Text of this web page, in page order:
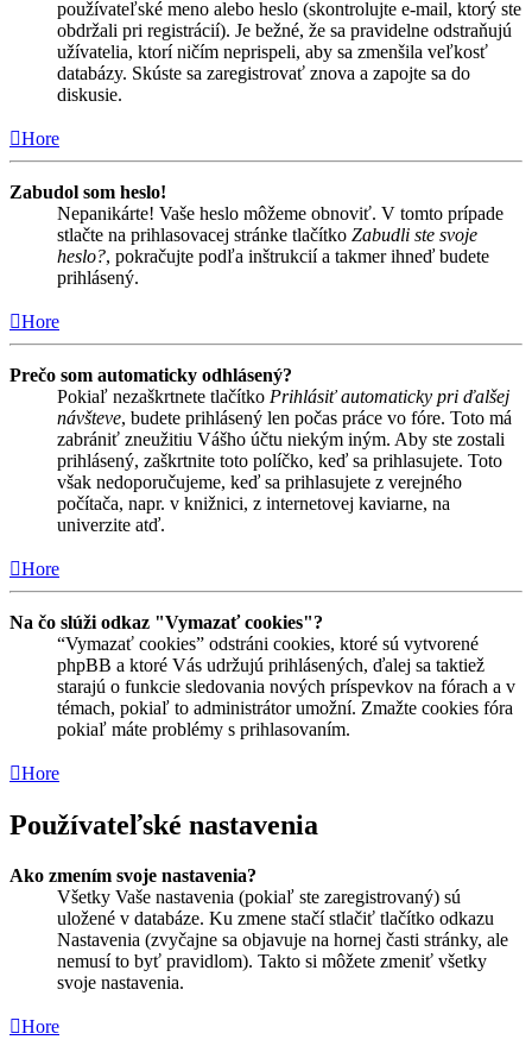
používateľské meno alebo heslo (skontrolujte e-mail, ktorý ste
obdržali pri registrácií). Je bežné, že sa pravidelne odstraňujú
užívatelia, ktorí ničím neprispeli, aby sa zmenšila veľkosť
databázy. Skúste sa zaregistrovať znova a zapojte sa do
diskusie.
Hore
Zabudol som heslo!
Nepanikárte! Vaše heslo môžeme obnoviť. V tomto prípade
stlačte na prihlasovacej stránke tlačítko Zabudli ste svoje
heslo?, pokračujte podľa inštrukcií a takmer ihneď budete
prihlásený.
Hore
Prečo som automaticky odhlásený?
Pokiaľ nezaškrtnete tlačítko Prihlásiť automaticky pri ďalšej
návšteve, budete prihlásený len počas práce vo fóre. Toto má
zabrániť zneužitiu Vášho účtu niekým iným. Aby ste zostali
prihlásený, zaškrtnite toto políčko, keď sa prihlasujete. Toto
však nedoporučujeme, keď sa prihlasujete z verejného
počítača, napr. v knižnici, z internetovej kaviarne, na
univerzite atď.
Hore
Na čo slúži odkaz "Vymazať cookies"?
“Vymazať cookies” odstráni cookies, ktoré sú vytvorené
phpBB a ktoré Vás udržujú prihlásených, ďalej sa taktiež
starajú o funkcie sledovania nových príspevkov na fórach a v
témach, pokiaľ to administrátor umožní. Zmažte cookies fóra
pokiaľ máte problémy s prihlasovaním.
Hore
Používateľské nastavenia
Ako zmením svoje nastavenia?
Všetky Vaše nastavenia (pokiaľ ste zaregistrovaný) sú
uložené v databáze. Ku zmene stačí stlačiť tlačítko odkazu
Nastavenia (zvyčajne sa objavuje na hornej časti stránky, ale
nemusí to byť pravidlom). Takto si môžete zmeniť všetky
svoje nastavenia.
Hore